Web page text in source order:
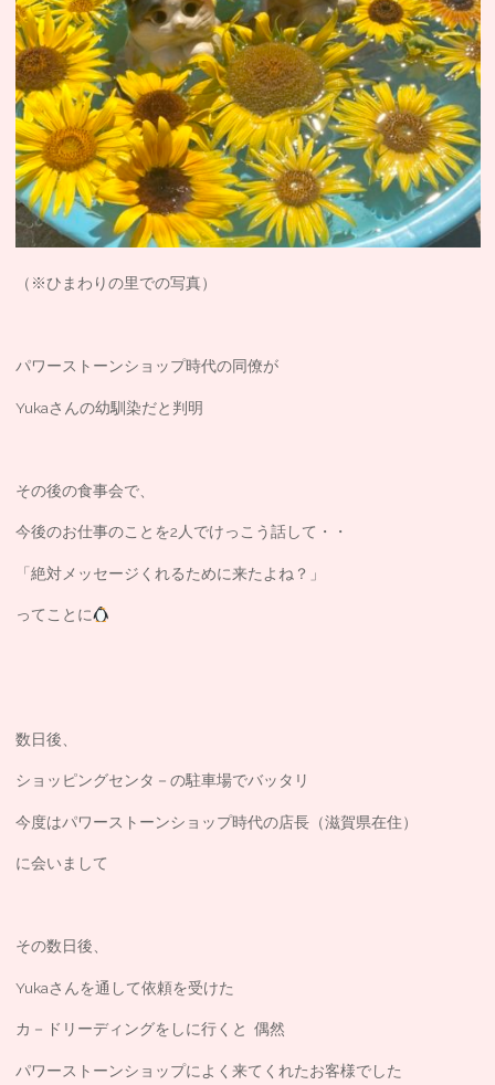
（※ひまわりの里での写真）
パワーストーンショップ時代の同僚が
Yukaさんの幼馴染だと判明
その後の食事会で、
今後のお仕事のことを2人でけっこう話して・・
「絶対メッセージくれるために来たよね？」
ってことに
数日後、
ショッピングセンタ－の駐車場でバッタリ
今度はパワーストーンショップ時代の店長（滋賀県在住）
に会いまして
その数日後、
Yukaさんを通して依頼を受けた
カ－ドリーディングをしに行くと 偶然
パワーストーンショップによく来てくれたお客様でした